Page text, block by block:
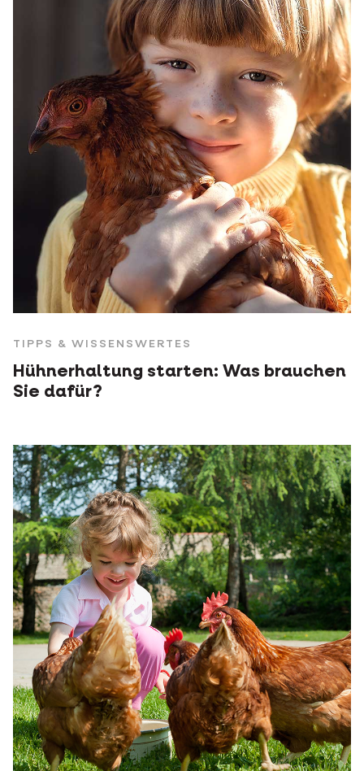
TIPPS & WISSENSWERTES
Hühnerhaltung starten: Was brauchen
Sie dafür?